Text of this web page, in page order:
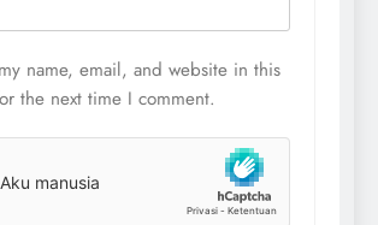
name, email, and website in this
the next time I comment.